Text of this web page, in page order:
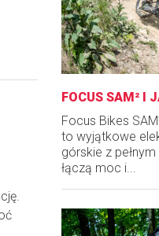
FOCUS SAM² I
Focus Bikes
to wyjątkowe
górskie z
łączą moc i...